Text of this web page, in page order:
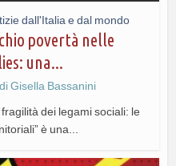
dall'Italia e dal mondo
povertà nelle
una...
diGisella Bassanini
dei legami sociali: le
è una...